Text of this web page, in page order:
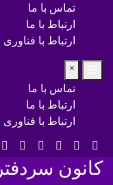
تماس با ما
ارتباط با ما
ارتباط با
˟
تماس با ما
ارتباط با ما
ارتباط با
کانون